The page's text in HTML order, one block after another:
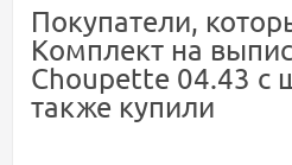
Покупатели,
Комплект на
Choupette 04.43 с
также купили